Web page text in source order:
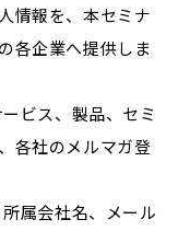
情報を、本セミナ
各企業へ提供しま
ビス、製品、セミ
各社のメルマガ登
属会社名、メール